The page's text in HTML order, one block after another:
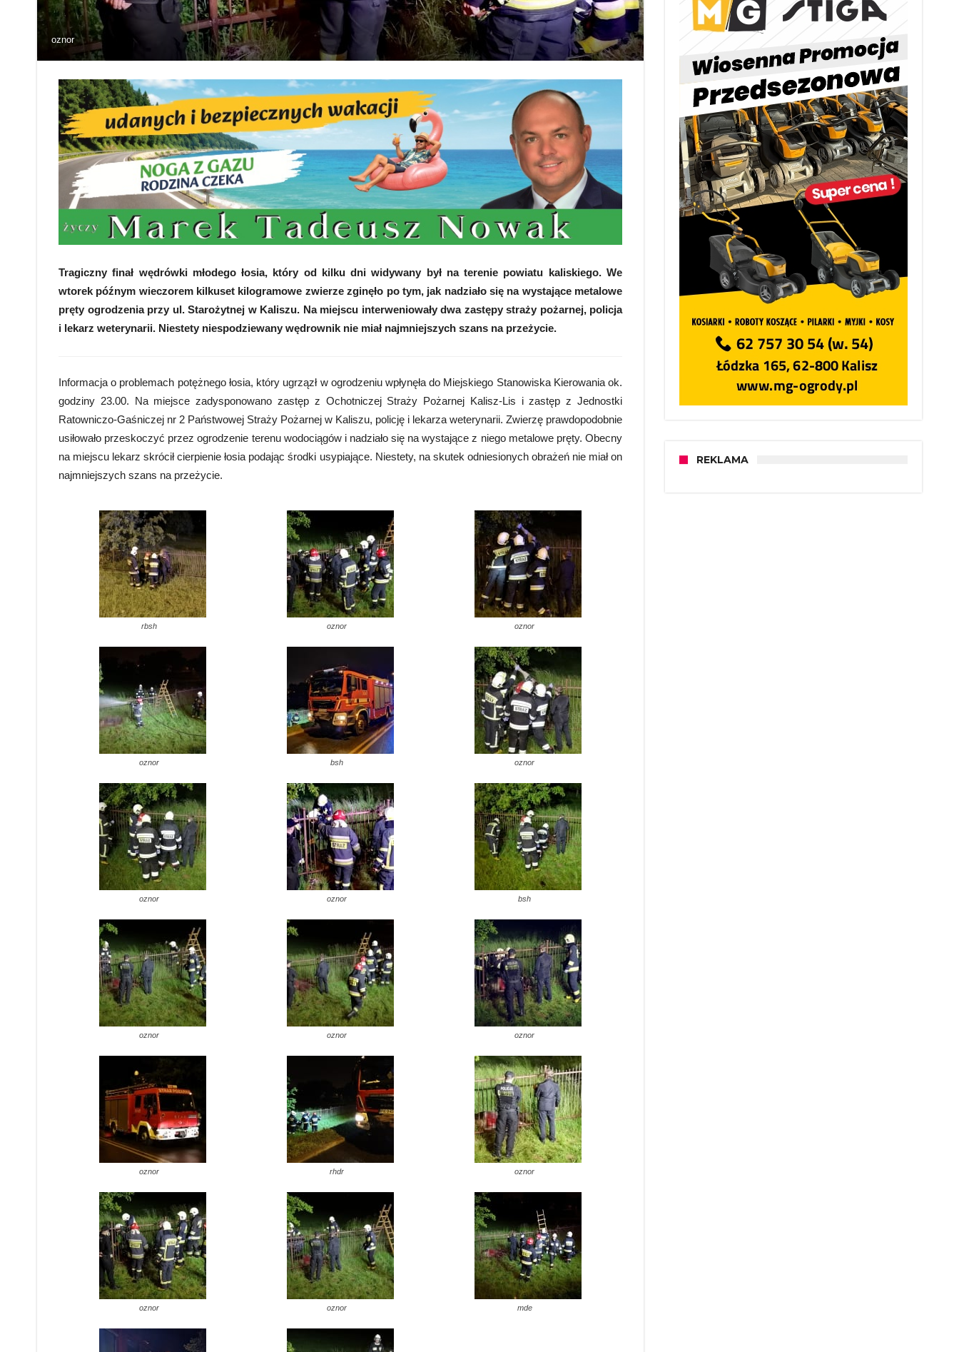
oznor
Tragiczny finał wędrówki młodego łosia, który od kilku dni widywany był na terenie powiatu kaliskiego. We
wtorek późnym wieczorem kilkuset kilogramowe zwierze zginęło po tym, jak nadziało się na wystające metalowe
pręty ogrodzenia przy ul. Starożytnej w Kaliszu. Na miejscu interweniowały dwa zastępy straży pożarnej, policja
i lekarz weterynarii. Niestety niespodziewany wędrownik nie miał najmniejszych szans na przeżycie.
Informacja o problemach potężnego łosia, który ugrzązł w ogrodzeniu wpłynęła do Miejskiego Stanowiska Kierowania ok.
godziny 23.00. Na miejsce zadysponowano zastęp z Ochotniczej Straży Pożarnej Kalisz-Lis i zastęp z Jednostki
Ratowniczo-Gaśniczej nr 2 Państwowej Straży Pożarnej w Kaliszu, policję i lekarza weterynarii. Zwierzę prawdopodobnie
usiłowało przeskoczyć przez ogrodzenie terenu wodociągów i nadziało się na wystające z niego metalowe pręty. Obecny
na miejscu lekarz skrócił cierpienie łosia podając środki usypiające. Niestety, na skutek odniesionych obrażeń nie miał on
najmniejszych szans na przeżycie.
rbsh oznor oznor
oznor bsh oznor
oznor oznor bsh
oznor oznor oznor
oznor rhdr oznor
oznor oznor mde
REKLAMA